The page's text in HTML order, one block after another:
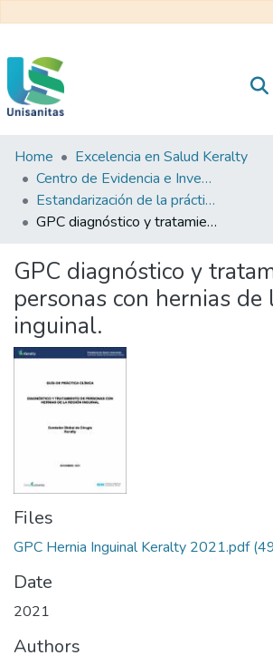
Inicio
Web
Unisanitas
Web
Biblioteca
Home
Excelencia en Salud Keralty
Centro de Evidencia e Investigación para las Decisiones en Salud – CEIDS
Estandarización de la práctica clínica
GPC diagnóstico y tratamiento de personas con hernias de la región inguinal.
GPC diagnóstico y
personas con hernias de
inguinal.
Files
GPC Hernia Inguinal Keralty 2021.pdf
Date
2021
Authors